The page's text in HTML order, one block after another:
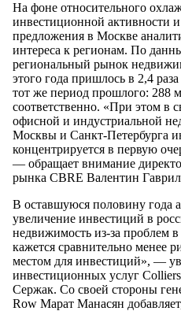
На фоне относительного
инвестиционной активности
предложения в Москве
интереса к регионам. По
региональный рынок
этого года пришлось в 2,4
тот же период прошлого: 288
соответственно. «При этом в
офисной и индустриальной
Москвы и Санкт-Петербурга
концентрируется в первую
— обращает внимание
рынка CBRE Валентин
В оставшуюся половину года
увеличение инвестиций в
недвижимость из-за проблем в
кажется сравнительно менее
местом для инвестиций», —
инвестиционных услуг
Сержак. Со своей стороны
Row Марат Манасян